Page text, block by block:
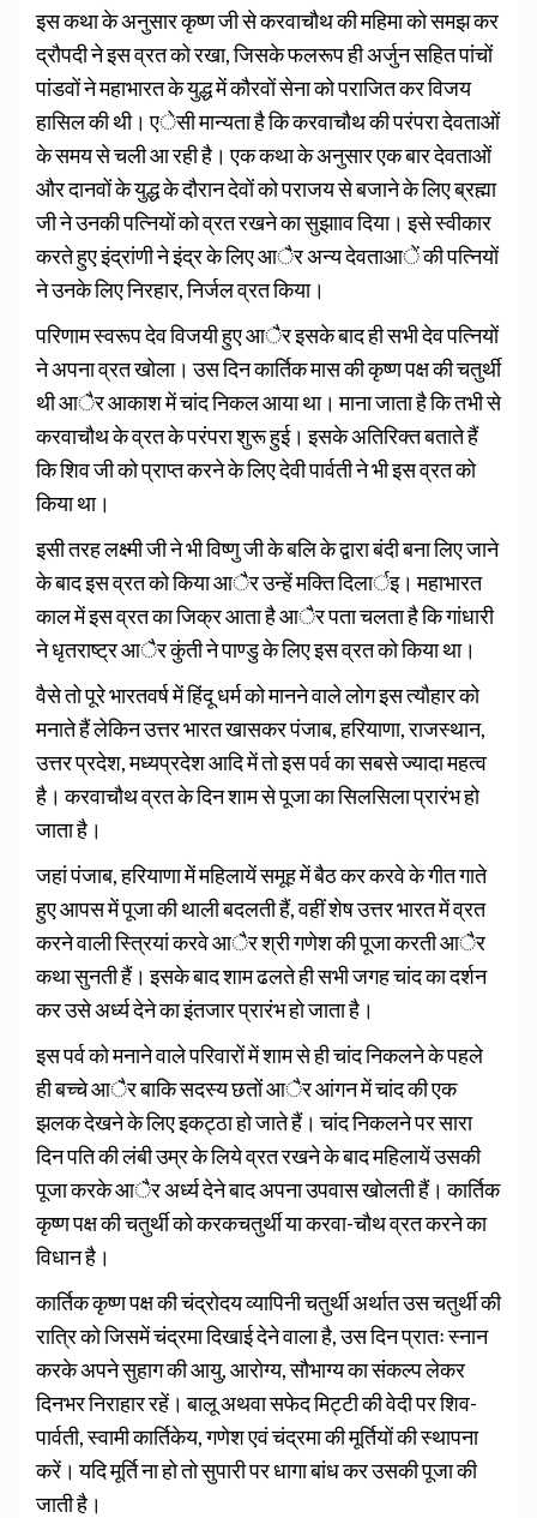
इस कथा के अनुसार कृष्ण जी से करवाचौथ की महिमा को समझ कर
द्रौपदी ने इस व्रत को रखा, जिसके फलरूप ही अर्जुन सहित पांचों
पांडवों ने महाभारत के युद्ध में कौरवों सेना को पराजित कर विजय
हासिल की थी। एेसी मान्यता है कि करवाचौथ की परंपरा देवताओं
के समय से चली आ रही है। एक कथा के अनुसार एक बार देवताओं
और दानवों के युद्ध के दौरान देवों को पराजय से बजाने के लिए ब्रह्मा
जी ने उनकी पत्नियों को व्रत रखने का सुझााव दिया। इसे स्वीकार
करते हुए इंद्रांणी ने इंद्र के लिए आैर अन्य देवताआें की पत्नियों
ने उनके लिए निरहार, निर्जल व्रत किया।
परिणाम स्वरूप देव विजयी हुए आैर इसके बाद ही सभी देव पत्नियों
ने अपना व्रत खोला। उस दिन कार्तिक मास की कृष्ण पक्ष की चतुर्थी
थी आैर आकाश में चांद निकल आया था। माना जाता है कि तभी से
करवाचौथ के व्रत के परंपरा शुरू हुई। इसके अतिरिक्त बताते हैं
कि शिव जी को प्राप्त करने के लिए देवी पार्वती ने भी इस व्रत को
किया था।
इसी तरह लक्ष्मी जी ने भी विष्णु जी के बलि के द्वारा बंदी बना लिए जाने
के बाद इस व्रत को किया आैर उन्हें मक्ति दिलार्इ। महाभारत
काल में इस व्रत का जिक्र आता है आैर पता चलता है कि गांधारी
ने धृतराष्ट्र आैर कुंती ने पाण्डु के लिए इस व्रत को किया था।
वैसे तो पूरे भारतवर्ष में हिंदू धर्म को मानने वाले लोग इस त्यौहार को
मनाते हैं लेकिन उत्तर भारत खासकर पंजाब, हरियाणा, राजस्थान,
उत्तर प्रदेश, मध्यप्रदेश आदि में तो इस पर्व का सबसे ज्यादा महत्व
है। करवाचौथ व्रत के दिन शाम से पूजा का सिलसिला प्रारंभ हो
जाता है।
जहां पंजाब, हरियाणा में महिलायें समूह में बैठ कर करवे के गीत गाते
हुए आपस में पूजा की थाली बदलती हैं, वहीं शेष उत्तर भारत में व्रत
करने वाली स्त्रियां करवे आैर श्री गणेश की पूजा करती आैर
कथा सुनती हैं। इसके बाद शाम ढलते ही सभी जगह चांद का दर्शन
कर उसे अर्ध्य देने का इंतजार प्रारंभ हो जाता है।
इस पर्व को मनाने वाले परिवारों में शाम से ही चांद निकलने के पहले
ही बच्चे आैर बाकि सदस्य छतों आैर आंगन में चांद की एक
झलक देखने के लिए इकट्ठा हो जाते हैं। चांद निकलने पर सारा
दिन पति की लंबी उम्र के लिये व्रत रखने के बाद महिलायें उसकी
पूजा करके आैर अर्ध्य देने बाद अपना उपवास खोलती हैं। कार्तिक
कृष्ण पक्ष की चतुर्थी को करकचतुर्थी या करवा-चौथ व्रत करने का
विधान है।
कार्तिक कृष्ण पक्ष की चंद्रोदय व्यापिनी चतुर्थी अर्थात उस चतुर्थी की
रात्रि को जिसमें चंद्रमा दिखाई देने वाला है, उस दिन प्रातः स्नान
करके अपने सुहाग की आयु, आरोग्य, सौभाग्य का संकल्प लेकर
दिनभर निराहार रहें। बालू अथवा सफेद मिट्टी की वेदी पर शिव-
पार्वती, स्वामी कार्तिकेय, गणेश एवं चंद्रमा की मूर्तियों की स्थापना
करें। यदि मूर्ति ना हो तो सुपारी पर धागा बांध कर उसकी पूजा की
जाती है।